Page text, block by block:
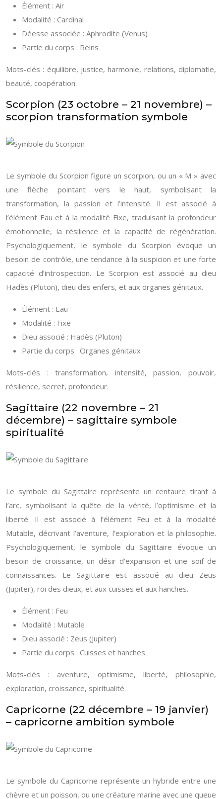
Élément : Air
Modalité : Cardinal
Déesse associée : Aphrodite (Venus)
Partie du corps : Reins
Mots-clés : équilibre, justice, harmonie, relations, diplomatie,
beauté, coopération.
Scorpion (23 octobre – 21 novembre) –
scorpion transformation symbole
Le symbole du Scorpion figure un scorpion, ou un « M » avec
une flèche pointant vers le haut, symbolisant la
transformation, la passion et l’intensité. Il est associé à
l’élément Eau et à la modalité Fixe, traduisant la profondeur
émotionnelle, la résilience et la capacité de régénération.
Psychologiquement, le symbole du Scorpion évoque un
besoin de contrôle, une tendance à la suspicion et une forte
capacité d’introspection. Le Scorpion est associé au dieu
Hadès (Pluton), dieu des enfers, et aux organes génitaux.
Élément : Eau
Modalité : Fixe
Dieu associé : Hadès (Pluton)
Partie du corps : Organes génitaux
Mots-clés : transformation, intensité, passion, pouvoir,
résilience, secret, profondeur.
Sagittaire (22 novembre – 21
décembre) – sagittaire symbole
spiritualité
Le symbole du Sagittaire représente un centaure tirant à
l’arc, symbolisant la quête de la vérité, l’optimisme et la
liberté. Il est associé à l’élément Feu et à la modalité
Mutable, décrivant l’aventure, l’exploration et la philosophie.
Psychologiquement, le symbole du Sagittaire évoque un
besoin de croissance, un désir d’expansion et une soif de
connaissances. Le Sagittaire est associé au dieu Zeus
(Jupiter), roi des dieux, et aux cuisses et aux hanches.
Élément : Feu
Modalité : Mutable
Dieu associé : Zeus (Jupiter)
Partie du corps : Cuisses et hanches
Mots-clés : aventure, optimisme, liberté, philosophie,
exploration, croissance, spiritualité.
Capricorne (22 décembre – 19 janvier)
– capricorne ambition symbole
Le symbole du Capricorne représente un hybride entre une
chèvre et un poisson, ou une créature marine avec une queue